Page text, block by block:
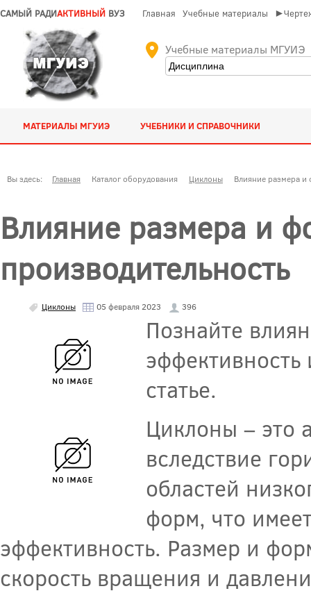
САМЫЙ РАДИАКТИВНЫЙ ВУЗ Главная Учебные материалы
Учебные материалы МГУИЭ
МАТЕРИАЛЫ МГУИЭ УЧЕБНИКИ И СПРАВОЧНИКИ
Вы здесь: Главная Каталог оборудования Циклоны Влияние размера и
Влияние размера и
производительность
Циклоны 05 февраля 2023 396
Познайте
статье.
Циклоны – это
вследствие
областей
форм, что
эффективность. Размер и
скорость вращения и